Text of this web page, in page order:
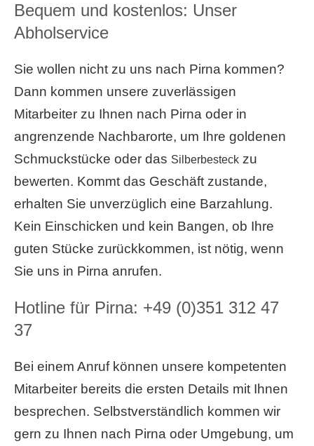
Bequem und kostenlos: Unser
Abholservice
Sie wollen nicht zu uns nach Pirna kommen?
Dann kommen unsere zuverlässigen
Mitarbeiter zu Ihnen nach Pirna oder in
angrenzende Nachbarorte, um Ihre goldenen
Schmuckstücke oder das Silberbesteckzu
bewerten. Kommt das Geschäft zustande,
erhalten Sie unverzüglich eine Barzahlung.
Kein Einschicken und kein Bangen, ob Ihre
guten Stücke zurückkommen, ist nötig, wenn
Sie uns in Pirna anrufen.
Hotline für Pirna: +49 (0)351 312 47
37
Bei einem Anruf können unsere kompetenten
Mitarbeiter bereits die ersten Details mit Ihnen
besprechen. Selbstverständlich kommen wir
gern zu Ihnen nach Pirna oder Umgebung, um